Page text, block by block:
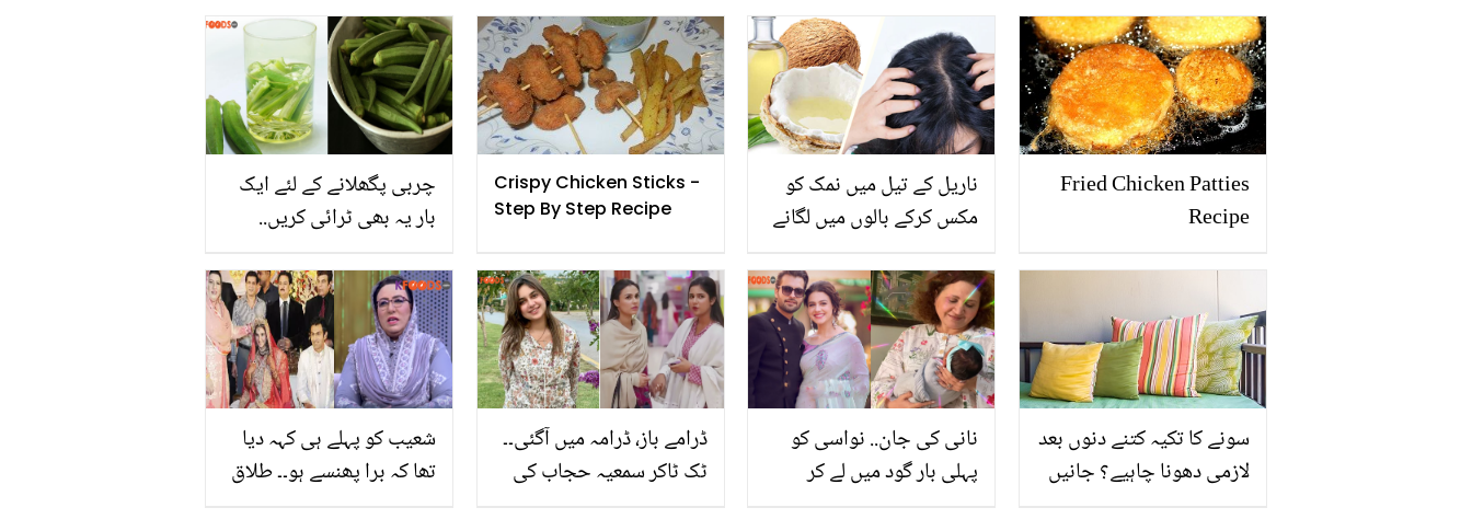
چربی پگھلانے کے لئے ایک
بار یہ بھی ٹرائی کریں..
علاوہ کون کون سی
بیماریوں میں مفید ہے؟
Crispy Chicken Sticks -
Step By Step Recipe
ناریل کے تیل میں نمک کو
مکس کرکے بالوں میں لگانے
بالوں کے 4 مسائل کا بہترین
حل
Fried Chicken Patties
Recipe
شعیب کو پہلے ہی کہہ دیا
تھا کہ برا پھنسے ہو۔۔ طلاق
ڈرامے باز، ڈرامہ میں آگئی۔۔
ٹک ٹاکر سمعیہ حجاب کی
نانی کی جان.. نواسی کو
پہلی بار گود میں لے کر
سونے کا تکیہ کتنے دنوں بعد
لازمی دھونا چاہیے؟ جانیں